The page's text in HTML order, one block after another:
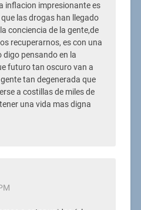
inflacion impresionante es
las drogas han llegado
conciencia de la gente,de
recuperarnos, es con una
pensando en la
futuro tan oscuro van a
tan degenerada que
a costillas de miles de
una vida mas digna